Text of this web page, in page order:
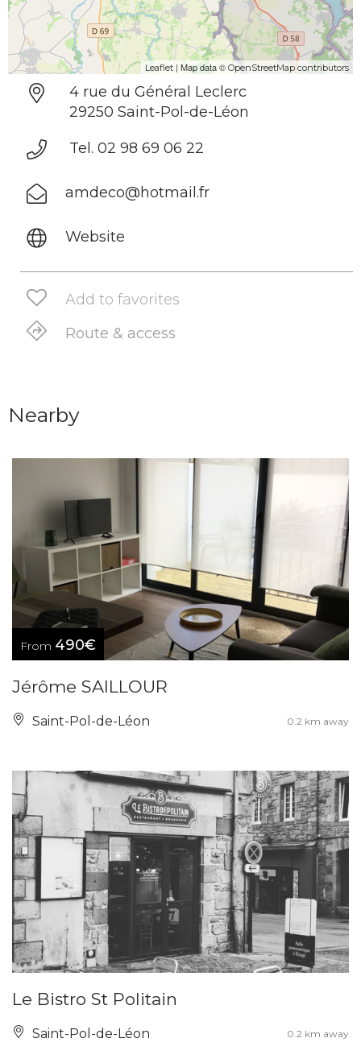
Leaflet | Map data © OpenStreetMap contributors
4 rue du Général Leclerc
29250 Saint-Pol-de-Léon
Tel. 02 98 69 06 22
amdeco@hotmail.fr
Website
Add to favorites
Route & access
Nearby
From 490€
Jérôme SAILLOUR
Saint-Pol-de-Léon 0.2 km away
Le Bistro St Politain
Saint-Pol-de-Léon 0.2 km away